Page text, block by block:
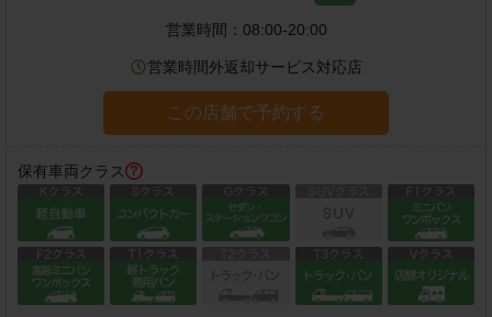
営業時間： 08:00-20:00
営業時間外返却サービス対応店
この店舗で予約する
保有車両クラス